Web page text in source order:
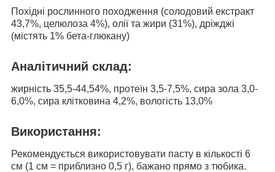
Похідні рослинного походження (солодовий екстракт
43,7%, целюлоза 4%), олії та жири (31%), дріжджі
(містять 1% бета-глюкану)
Аналітичний склад:
жирність 35,5-44,54%, протеїн 3,5-7,5%, сира зола 3,0-
6,0%, сира клітковина 4,2%, вологість 13,0%
Використання:
Рекомендується використовувати пасту в кількості 6
см (1 см = приблизно 0,5 г), бажано прямо з тюбика.